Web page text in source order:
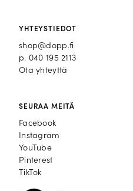
YHTEYSTIEDOT
shop@dopp.fi
p. 040 195 2113
Ota yhteyttä
SEURAA MEITÄ
Facebook
Facebook
Instagram
Instagram
YouTube
YouTube
Pinterest
Pinterest
TikTok
TikTok